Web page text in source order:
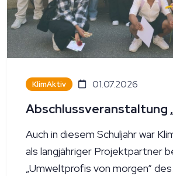
KlimAktiv 01.07.2026
Auch in diesem Schuljahr war
als langjähriger Projektpartner
„Umweltprofis von morgen“ des